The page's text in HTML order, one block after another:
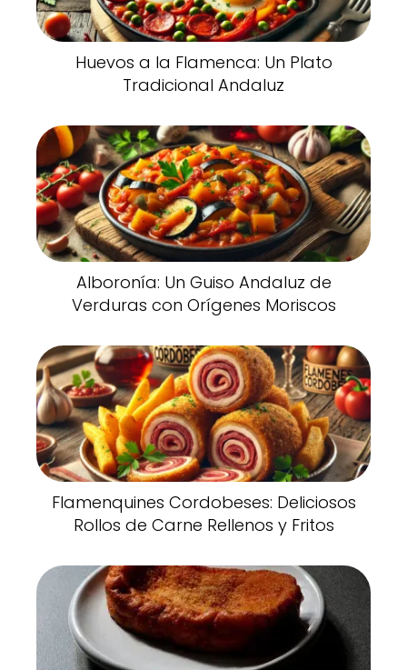
Huevos a la Flamenca: Un Plato
Tradicional Andaluz
Alboronía: Un Guiso Andaluz de
Verduras con Orígenes Moriscos
Flamenquines Cordobeses: Deliciosos
Rollos de Carne Rellenos y Fritos